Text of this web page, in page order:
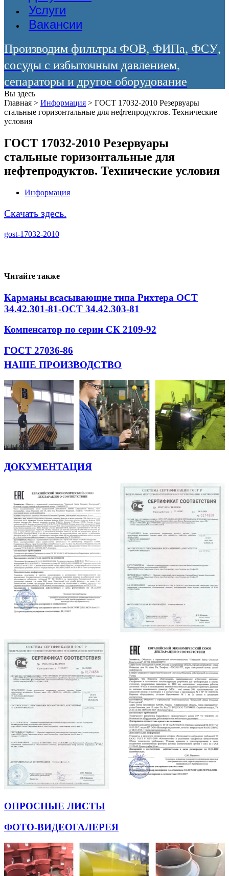
Услуги
Вакансии
Производим фильтры ФОВ, ФИПа, ФСУ,
сосуды с избыточным давлением,
сепараторы и другое оборудование
Вы здесь
Главная > Информация > ГОСТ 17032-2010 Резервуары
стальные горизонтальные для нефтепродуктов. Технические
условия
ГОСТ 17032-2010 Резервуары
стальные горизонтальные для
нефтепродуктов. Технические условия
Информация
Скачать здесь.
gost-17032-2010
Читайте также
Карманы всасывающие типа Рихтера ОСТ
34.42.301-81-ОСТ 34.42.303-81
Компенсатор по серии СК 2109-92
ГОСТ 27036-86
НАШЕ ПРОИЗВОДСТВО
ДОКУМЕНТАЦИЯ
ОПРОСНЫЕ ЛИСТЫ
ФОТО-ВИДЕОГАЛЕРЕЯ